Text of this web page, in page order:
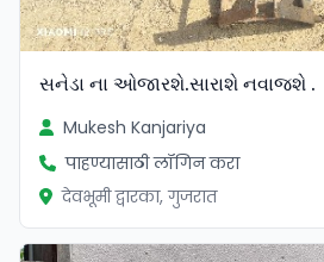
સનેડા ના ઓજારશે.સારાશે નવાજશે .
Mukesh Kanjariya
पाहण्यासाठी लॉगिन करा
देवभूमी द्वारका, गुजरात